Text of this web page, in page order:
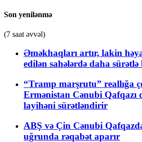
Son yenilənmə
(7 saat əvvəl)
Əməkhaqları artır, lakin
edilən sahələrdə daha sürətlə
“Tramp marşrutu” reallığa
Ermənistan Cənubi Qafqazı
layihəni sürətləndirir
ABŞ və Çin Cənubi
uğrunda rəqabət aparır